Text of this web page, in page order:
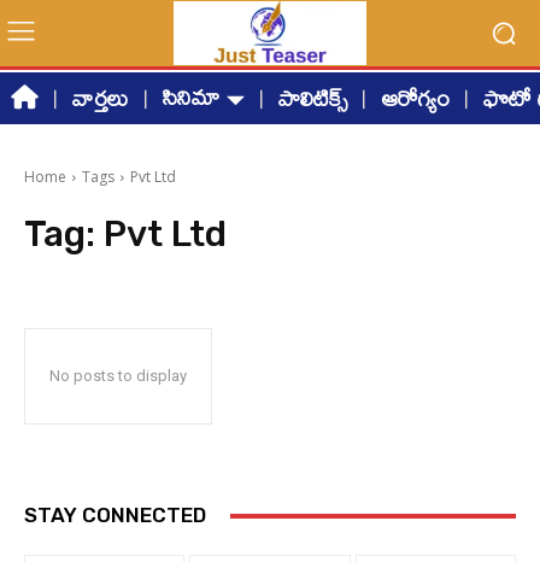
వార్తలు సినిమా పాలిటిక్స్ ఆరోగ్యం ఫొటో
Home Tags Pvt Ltd
Tag: Pvt Ltd
No posts to display
STAY CONNECTED